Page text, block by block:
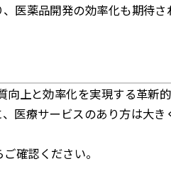
医薬品開発の効率化も期待さ
上と効率化を実現する革新
医療サービスのあり方は大
確認ください。